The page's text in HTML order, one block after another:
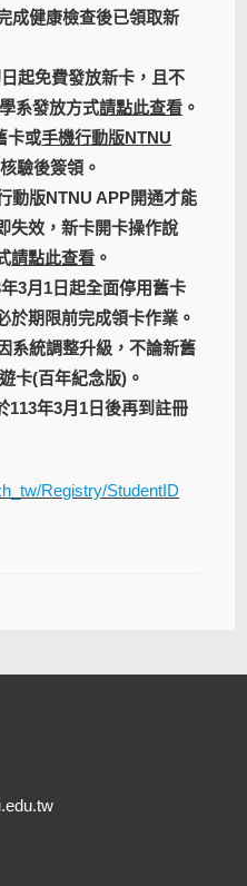
成健康檢查後已領取新
起免費發放新卡，且不
系發放方式請點此查看 。
卡或手機行動版NTNU
驗後簽領。
動版NTNU APP開通才能
失效，新卡開卡操作說
請點此查看 。
3月1日起全面停用舊卡
於期限前完成領卡作業。
系統調整升級，不論新舊
卡(百年紀念版)。
113年3月1日後再到註冊
Registry/StudentID